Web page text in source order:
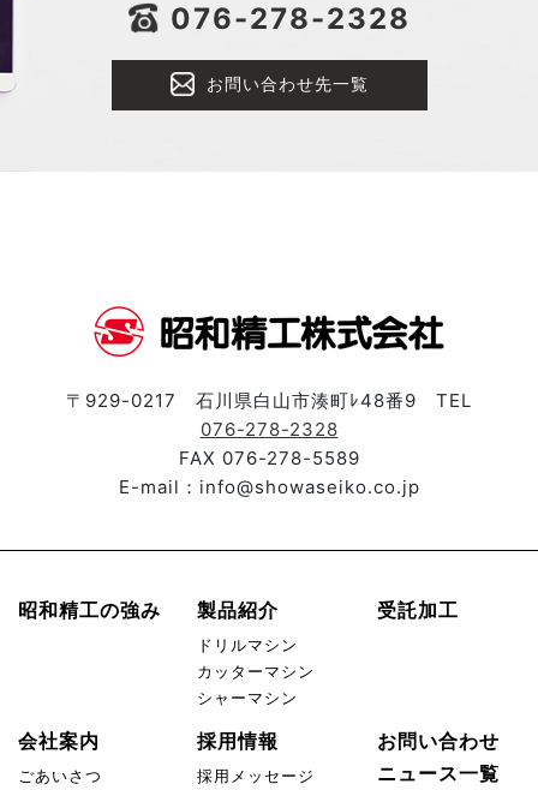
076-278-2328
お問い合わせ先一覧
〒929-0217 石川県白山市湊町ﾚ48番9 TEL
076-278-2328
FAX 076-278-5589
E-mail：info@showaseiko.co.jp
昭和精工の強み 製品紹介
ドリルマシン
カッターマシン
シャーマシン
受託加工
会社案内
ごあいさつ
採用情報
採用メッセージ
お問い合わせ
ニュース一覧